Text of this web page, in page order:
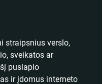
straipsnius verslo,
sveikatos ar
puslapio
ir įdomus interneto